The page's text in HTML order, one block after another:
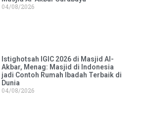
04/08/2026
Istighotsah IGIC 2026 di Masjid Al-
Akbar, Menag: Masjid di Indonesia
jadi Contoh Rumah Ibadah Terbaik di
Dunia
04/08/2026